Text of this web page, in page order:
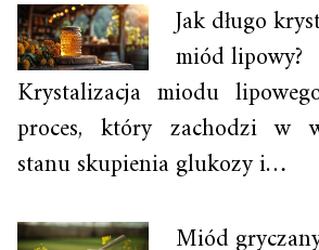
Jak długo
miód lipowy?
Krystalizacja miodu
proces, który zachodzi w
stanu skupienia glukozy i…
Miód